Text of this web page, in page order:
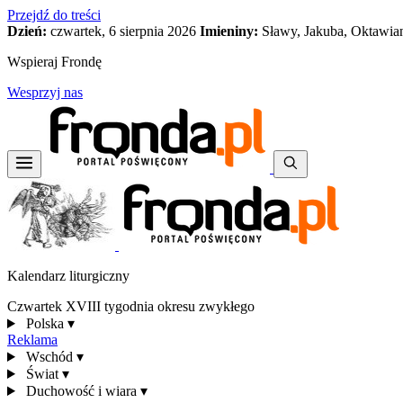
Przejdź do treści
Dzień: czwartek, 6 sierpnia 2026 Imieniny: Sławy, Jakuba,
Wspieraj Frondę
Wesprzyj nas
Kalendarz liturgiczny
Czwartek XVIII tygodnia okresu zwykłego
Polska ▾
Reklama
Wschód ▾
Świat ▾
Duchowość i wiara ▾